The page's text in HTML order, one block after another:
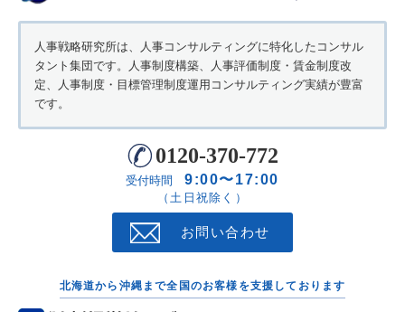
人事戦略研究所は、人事コンサルティングに特化したコンサル
タント集団です。人事制度構築、人事評価制度・賃金制度改
定、人事制度・目標管理制度運用コンサルティング実績が豊富
です。
0120-370-772
受付時間 9:00〜17:00
（土日祝除く）
お問い合わせ
北海道から沖縄まで全国のお客様を支援しております